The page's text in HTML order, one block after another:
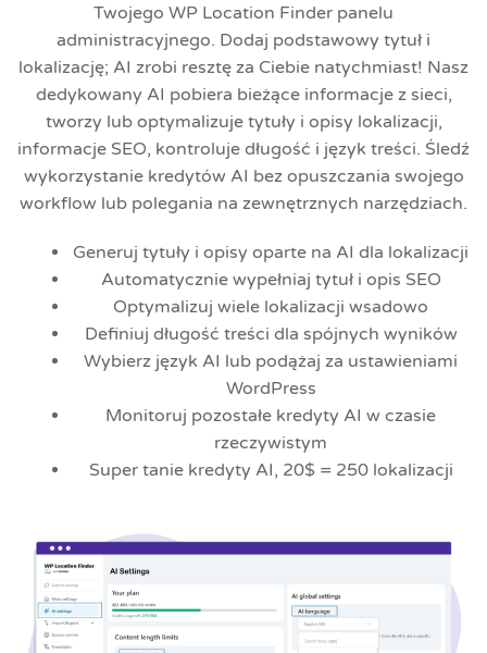
Twojego WP Location Finder panelu
administracyjnego. Dodaj podstawowy tytuł i
lokalizację; AI zrobi resztę za Ciebie natychmiast! Nasz
dedykowany AI pobiera bieżące informacje z sieci,
tworzy lub optymalizuje tytuły i opisy lokalizacji,
informacje SEO, kontroluje długość i język treści. Śledź
wykorzystanie kredytów AI bez opuszczania swojego
workflow lub polegania na zewnętrznych narzędziach.
Generuj tytuły i opisy oparte na AI dla lokalizacji
Automatycznie wypełniaj tytuł i opis SEO
Optymalizuj wiele lokalizacji wsadowo
Definiuj długość treści dla spójnych wyników
Wybierz język AI lub podążaj za ustawieniami
WordPress
Monitoruj pozostałe kredyty AI w czasie
rzeczywistym
Super tanie kredyty AI, 20$ = 250 lokalizacji